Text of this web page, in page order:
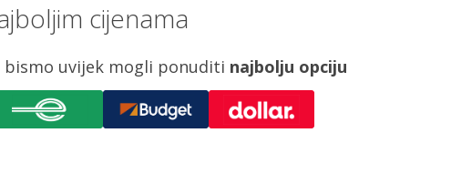
cijenama
bismo uvijek mogli ponuditi najbolju opciju